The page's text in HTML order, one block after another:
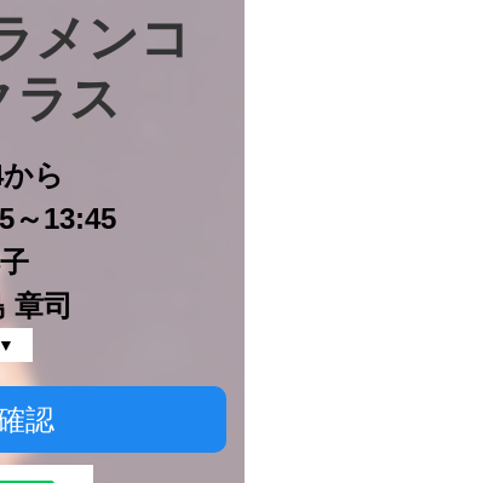
メンコ
ラス
ら
～13:45
章司
認